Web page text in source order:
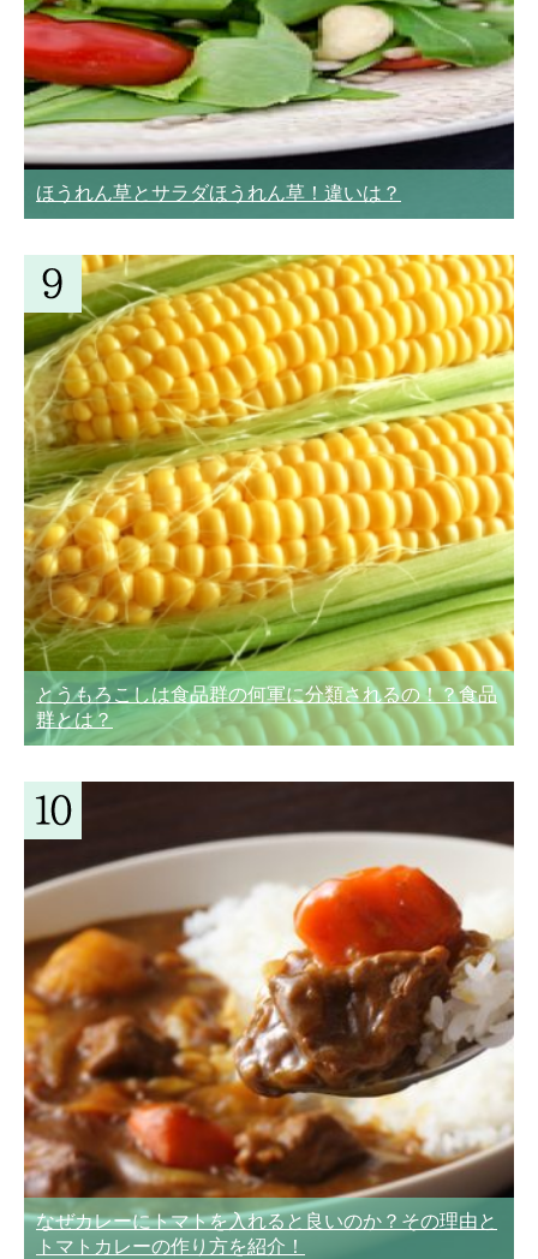
ほうれん草とサラダほうれん草！違いは？
とうもろこしは食品群の何軍に分類されるの！？食品
群とは？
なぜカレーにトマトを入れると良いのか？その理由と
トマトカレーの作り方を紹介！